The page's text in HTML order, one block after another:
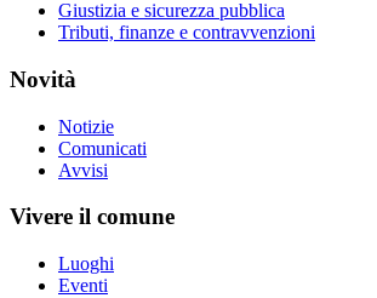
Giustizia e sicurezza pubblica
Tributi, finanze e contravvenzioni
Novità
Notizie
Comunicati
Avvisi
Vivere il comune
Luoghi
Eventi